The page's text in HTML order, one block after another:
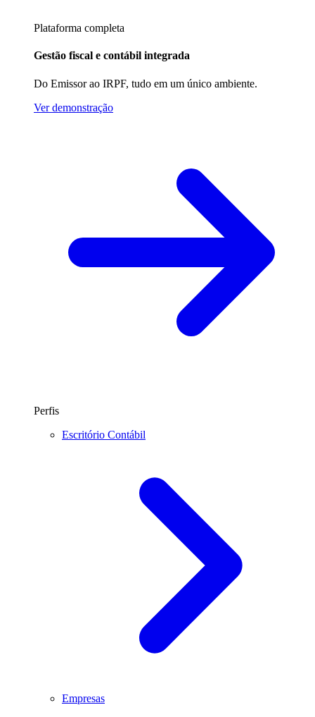
Plataforma completa
Gestão fiscal e contábil integrada
Do Emissor ao IRPF, tudo em um único ambiente.
Ver demonstração
Perfis
Escritório Contábil
Empresas